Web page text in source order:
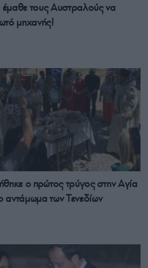
τους Αυστραλούς να
μηχανής!
ο πρώτος τρύγος στην Αγία
των Τενεδίων